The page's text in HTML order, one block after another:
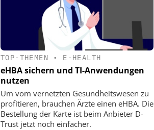
TOP-THEMEN • E-HEALTH
eHBA sichern und TI-Anwendungen
nutzen
Um vom vernetzten Gesundheitswesen zu
profitieren, brauchen Ärzte einen eHBA. Die
Bestellung der Karte ist beim Anbieter D-
Trust jetzt noch einfacher.